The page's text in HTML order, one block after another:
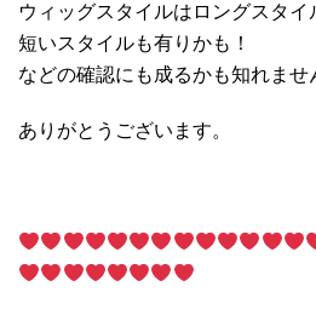
ウィッグスタイルはロングスタ
短いスタイルも有りかも！
などの確認にも成るかも知れませ
ありがとうございます。